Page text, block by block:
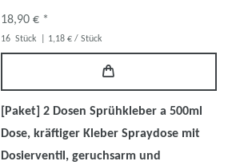
18,90 € *
16 Stück | 1,18 € / Stück
[Paket] 2 Dosen Sprühkleber a 500ml
Dose, kräftiger Kleber Spraydose mit
Dosierventil, geruchsarm und